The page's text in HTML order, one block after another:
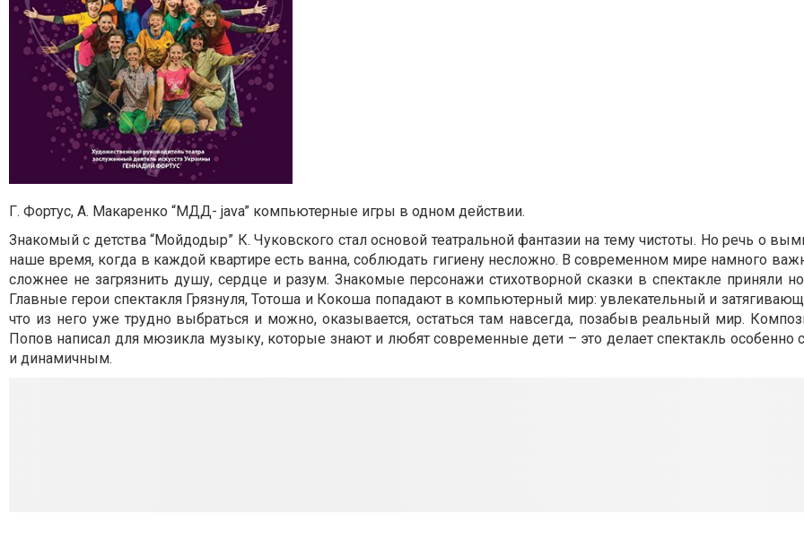
Г. Фортус, А. Макаренко “МДД- java” компьютерные игры в одном действии.
Знакомый с детства “Мойдодыр” К. Чуковского стал основой театральной фантазии на тему чистоты. Но речь о
наше время, когда в каждой квартире есть ванна, соблюдать гигиену несложно. В современном мире намного
сложнее не загрязнить душу, сердце и разум. Знакомые персонажи стихотворной сказки в спектакле приняли
Главные герои спектакля Грязнуля, Тотоша и Кокоша попадают в компьютерный мир: увлекательный и
что из него уже трудно выбраться и можно, оказывается, остаться там навсегда, позабыв реальный мир.
Попов написал для мюзикла музыку, которые знают и любят современные дети – это делает спектакль
и динамичным.